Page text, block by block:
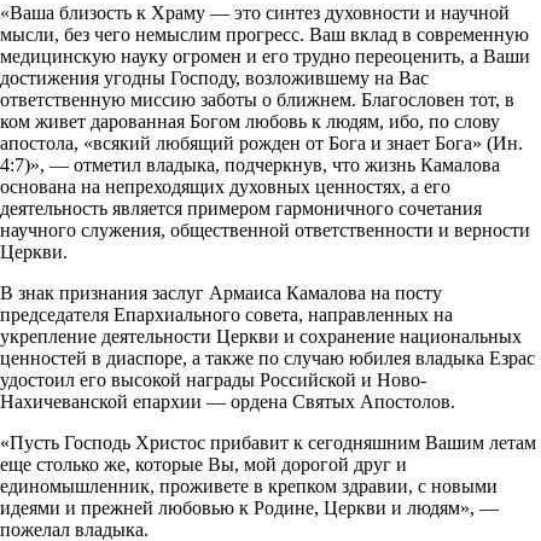
«Ваша близость к Храму — это синтез духовности и научной
мысли, без чего немыслим прогресс. Ваш вклад в современную
медицинскую науку огромен и его трудно переоценить, а Ваши
достижения угодны Господу, возложившему на Вас
ответственную миссию заботы о ближнем. Благословен тот, в
ком живет дарованная Богом любовь к людям, ибо, по слову
апостола, «всякий любящий рожден от Бога и знает Бога» (Ин.
4:7)», — отметил владыка, подчеркнув, что жизнь Камалова
основана на непреходящих духовных ценностях, а его
деятельность является примером гармоничного сочетания
научного служения, общественной ответственности и верности
Церкви.
В знак признания заслуг Армаиса Камалова на посту
председателя Епархиального совета, направленных на
укрепление деятельности Церкви и сохранение национальных
ценностей в диаспоре, а также по случаю юбилея владыка Езрас
удостоил его высокой награды Российской и Ново-
Нахичеванской епархии — ордена Святых Апостолов.
«Пусть Господь Христос прибавит к сегодняшним Вашим летам
еще столько же, которые Вы, мой дорогой друг и
единомышленник, проживете в крепком здравии, с новыми
идеями и прежней любовью к Родине, Церкви и людям», —
пожелал владыка.